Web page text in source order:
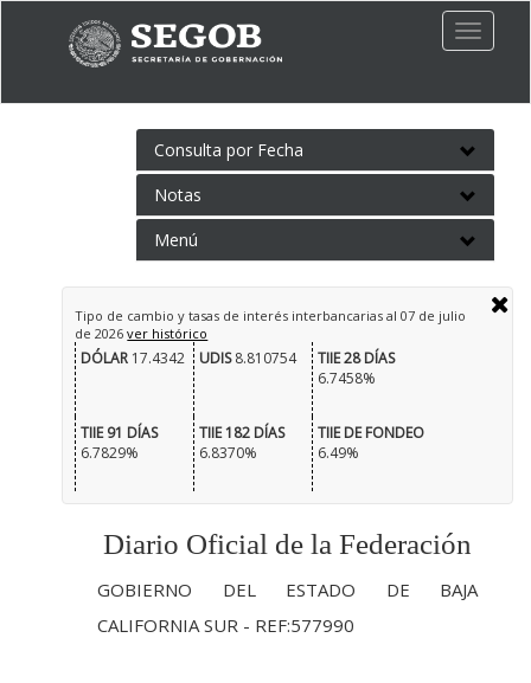
Toggle
Consulta por Fecha
Notas
Menú
Tipo de cambio y tasas de interés interbancarias al 07 de julio
de 2026ver histórico
DÓLAR17.4342 UDIS8.810754
TIIE 28 DÍAS
6.7458%
TIIE 91 DÍAS
6.7829%
TIIE 182 DÍAS
6.8370%
TIIE DE FONDEO
6.49%
Diario Oficial de la Federación
GOBIERNO DEL ESTADO DE BAJA
CALIFORNIA SUR - REF:577990